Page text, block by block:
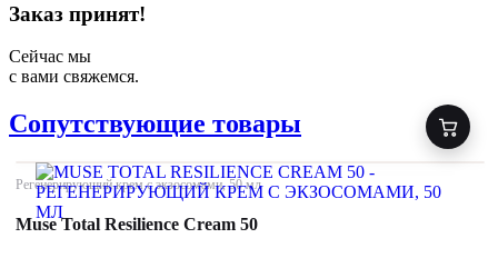
Заказ принят!
Сейчас мы
с вами свяжемся.
Сопутствующие товары
Регенерирующий крем с экзосомами, 50 мл
Muse Total Resilience Cream 50